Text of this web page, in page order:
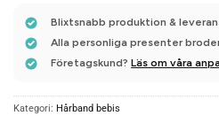
Blixtsnabb produktion &
Alla personliga presenter
Företagskund?Läs om våra
Kategori: Hårband bebis